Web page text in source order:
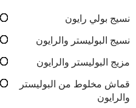
نسيج بولي رايون
نسيج البوليستر والرايون
مزيج البوليستر والرايون
قماش مخلوط من البوليستر
والرايون